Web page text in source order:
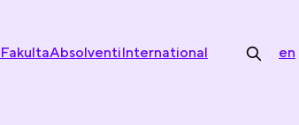
FakultaAbsolventiInternational en